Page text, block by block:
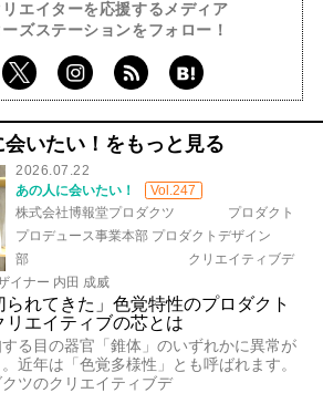
リエイターを応援するメディア
ズステーションをフォロー！
会いたい！をもっと見る
2026.07.22
あの人に会いたい！
Vol.247
株式会社博報堂プロダクツ プロダクト
プロデュース事業本部 プロダクトデザイン
部 クリエイティブデ
イナー 内田 成威
られてきた」色覚特性のプロダクト
リエイティブの芯とは
る目の器官「錐体」のいずれかに異常が
近年は「色覚多様性」とも呼ばれます。
ツのクリエイティブデ